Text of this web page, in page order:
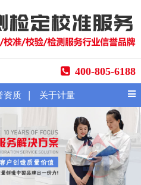
400-805-6188
资质 | 关于计量